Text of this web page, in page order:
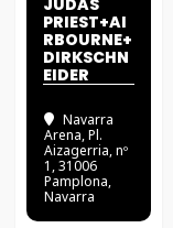
JUDAS
PRIEST+AI
RBOURNE+
DIRKSCHN
EIDER
Navarra
Arena, Pl.
Aizagerria, nº
1, 31006
Pamplona,
Navarra